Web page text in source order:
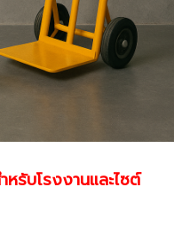
รับโรงงานและไซต์